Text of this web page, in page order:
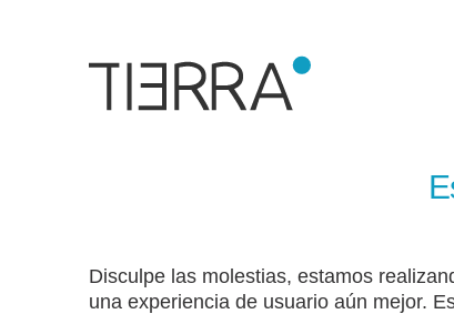
Disculpe las molestias, estamos
una experiencia de usuario aún mejor.